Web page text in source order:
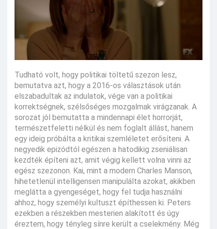
Tudható volt, hogy politikai töltetű szezon lesz,
bemutatva azt, hogy a 2016-os választások után
elszabadultak az indulatok, vége van a politikai
korrektségnek, szélsőséges mozgalmak virágzanak. A
sorozat jól bemutatta a mindennapi élet horrorját,
természetfeletti nélkül és nem foglalt állást, hanem
egy ideig próbálta a kritikai szemléletet erősíteni. A
negyedik epizódtól egészen a hatodikig zseniálisan
kezdték építeni azt, amit végig kellett volna vinni az
egész szezonon. Kai, mint a modern Charles Manson,
hihetetlenül intelligensen manipulálta azokat, akikben
meglátta a gyengeséget, hogy fel tudja használni
ahhoz, hogy személyi kultuszt építhessen ki. Peters
ezekben a részekben mesterien alakított és úgy
éreztem, hogy tényleg sínre került a cselekmény. Még